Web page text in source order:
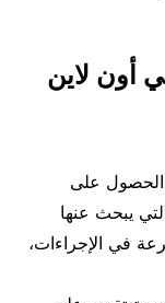
أون لاين
الحصول على
يبحث عنها
في الإجراءات،